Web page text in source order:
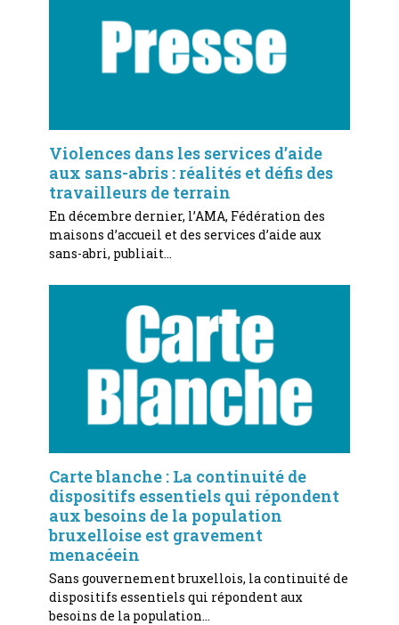
Violences dans les services d’aide
aux sans-abris : réalités et défis des
travailleurs de terrain
En décembre dernier, l’AMA, Fédération des
maisons d’accueil et des services d’aide aux
sans-abri, publiait…
Carte blanche : La continuité de
dispositifs essentiels qui répondent
aux besoins de la population
bruxelloise est gravement
menacéein
Sans gouvernement bruxellois, la continuité de
dispositifs essentiels qui répondent aux
besoins de la population…